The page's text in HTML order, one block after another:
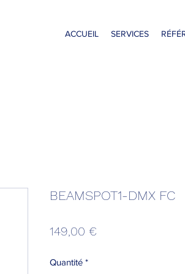
ACCUEIL SERVICES
BEAMSPOT1-DMX FC
149,00 €
Quantité *